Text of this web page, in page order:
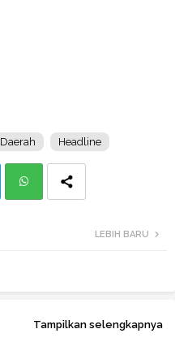
Daerah Headline
LEBIH BARU
Tampilkan selengkapnya